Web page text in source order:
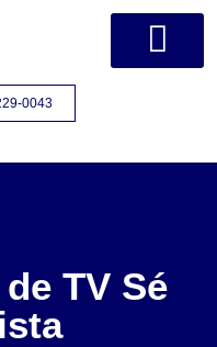
0043
TV Sé